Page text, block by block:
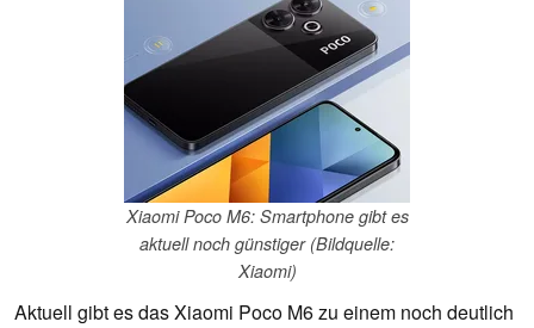
Xiaomi Poco M6: Smartphone gibt es
aktuell noch günstiger (Bildquelle:
Xiaomi)
Aktuell gibt es das Xiaomi Poco M6 zu einem noch deutlich